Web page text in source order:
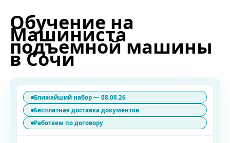
Обучение на
Машиниста
подъемной машины
в Сочи
Ближайший набор — 08.08.26
Бесплатная доставка документов
Работаем по договору